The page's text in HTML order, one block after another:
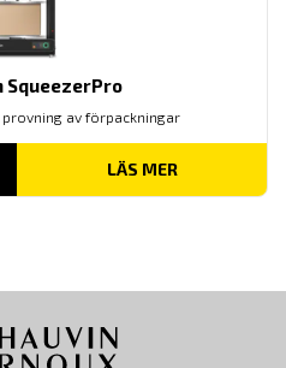
SqueezerPro
av förpackningar
LÄS MER